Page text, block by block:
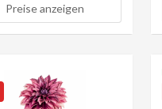
Preise anzeigen